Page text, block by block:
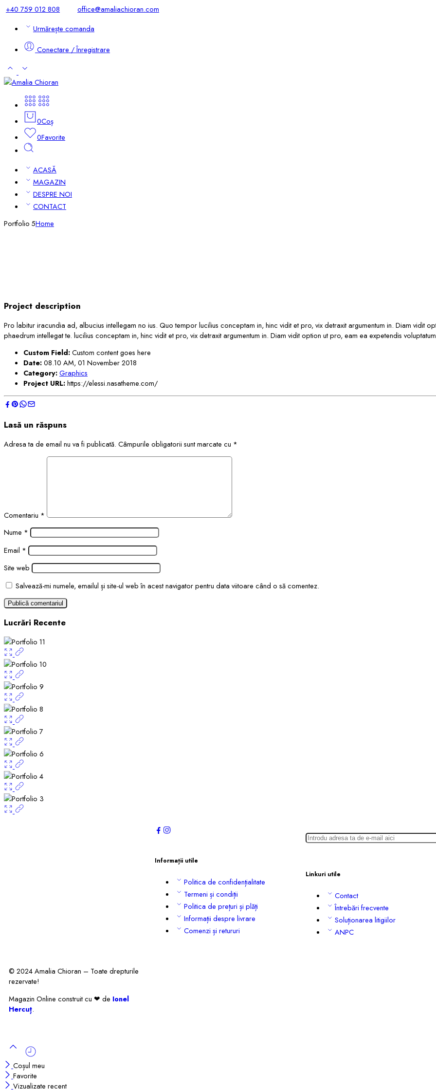
+40 759 012 808
office@amaliachioran.com
Urmărește comanda
Conectare / Înregistrare
0Coș
0Favorite
ACASĂ
MAGAZIN
DESPRE NOI
CONTACT
Portfolio 5Home
Project description
Pro labitur iracundia ad, albucius intellegam no ius. Quo tempor lucilius conceptam in, hinc vidit et pro, vix detraxit argumentum in. Diam vidit
phaedrum intellegat te. lucilius conceptam in, hinc vidit et pro, vix detraxit argumentum in. Diam vidit option ut pro, eam ea expetendis
Custom Field:Custom content goes here
Date:08.10 AM, 01 November 2018
Category:Graphics
Project URL:https://elessi.nasatheme.com/
Lasă un răspuns
Adresa ta de email nu va fi publicată. Câmpurile obligatorii sunt marcate cu *
Comentariu *
Nume *
Email *
Site web
Salvează-mi numele, emailul și site-ul web în acest navigator pentru data viitoare când o să comentez.
Lucrări Recente
Informații utile
Politica de confidențialitate
Termeni și condiții
Politica de prețuri și plăți
Informații despre livrare
Comenzi și retururi
Linkuri utile
Contact
Întrebări frecvente
Soluționarea litigiilor
ANPC
© 2024 Amalia Chioran – Toate drepturile
rezervate!
Magazin Online construit cu ❤ de Ionel
Hercuț.
Coșul meu
Favorite
Vizualizate recent